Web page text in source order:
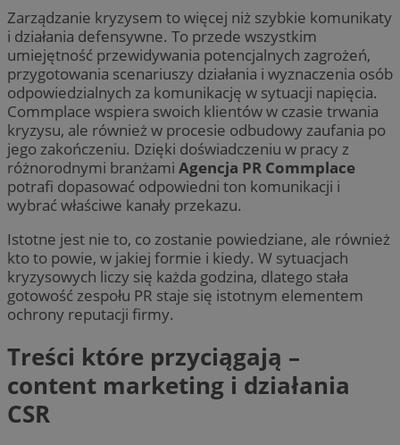
Zarządzanie kryzysem to więcej niż szybkie komunikaty
i działania defensywne. To przede wszystkim
umiejętność przewidywania potencjalnych zagrożeń,
przygotowania scenariuszy działania i wyznaczenia osób
odpowiedzialnych za komunikację w sytuacji napięcia.
Commplace wspiera swoich klientów w czasie trwania
kryzysu, ale również w procesie odbudowy zaufania po
jego zakończeniu. Dzięki doświadczeniu w pracy z
różnorodnymi branżami Agencja PR Commplace
potrafi dopasować odpowiedni ton komunikacji i
wybrać właściwe kanały przekazu.
Istotne jest nie to, co zostanie powiedziane, ale również
kto to powie, w jakiej formie i kiedy. W sytuacjach
kryzysowych liczy się każda godzina, dlatego stała
gotowość zespołu PR staje się istotnym elementem
ochrony reputacji firmy.
Treści które przyciągają –
content marketing i działania
CSR